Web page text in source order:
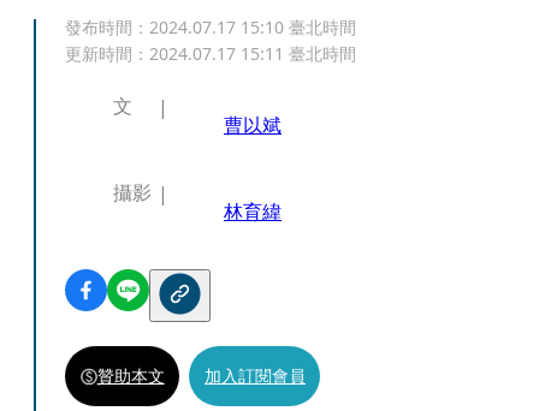
發布時間： 2024.07.17 15:10 臺北時間
更新時間： 2024.07.17 15:11 臺北時間
文
曹以斌
攝影
林育緯
贊助本文 加入訂閱會員